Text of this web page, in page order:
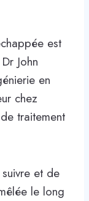
est
John
en
chez
traitement
et de
le long